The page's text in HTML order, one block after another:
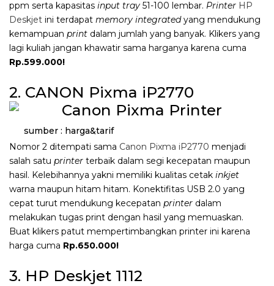
ppm serta kapasitas input tray 51-100 lembar. Printer HP
Deskjet ini terdapat memory integratedyang mendukung
kemampuan print dalam jumlah yang banyak. Klikers yang
lagi kuliah jangan khawatir sama harganya karena cuma
Rp.599.000!
2. CANON Pixma iP2770
sumber : harga&tarif
Nomor 2 ditempati sama Canon Pixma iP2770 menjadi
salah satu printer terbaik dalam segi kecepatan maupun
hasil. Kelebihannya yakni memiliki kualitas cetak inkjet
warna maupun hitam hitam. Konektifitas USB 2.0 yang
cepat turut mendukung kecepatan printer dalam
melakukan tugas print dengan hasil yang memuaskan.
Buat klikers patut mempertimbangkan printer ini karena
harga cuma Rp.650.000!
3. HP Deskjet 1112